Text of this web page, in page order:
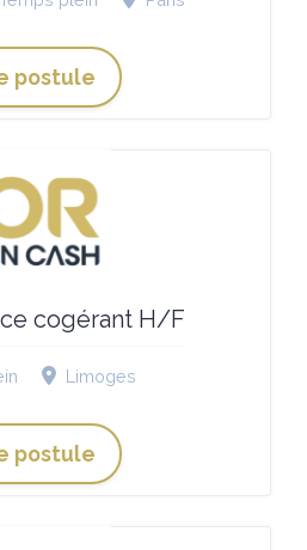
postule
cogérant H/F
Limoges
postule